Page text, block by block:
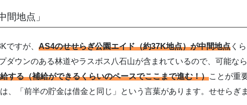
地点」
ですが、 AS4のせせらぎ公園エイド（約37K地点）が中間地点 く
ダウンのある林道やラスボス八石山が含まれているので、可能なら
する（補給ができるくらいのペースでここまで進む！）ことが重
、「前半の貯金は借金と同じ」という言葉があります。せせらぎ